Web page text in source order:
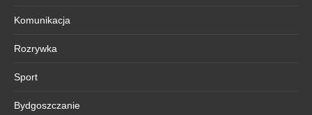
Komunikacja
Rozrywka
Sport
Bydgoszczanie